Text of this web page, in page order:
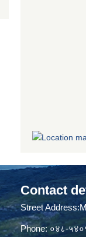
Contact
Street
Phone: ०४८-